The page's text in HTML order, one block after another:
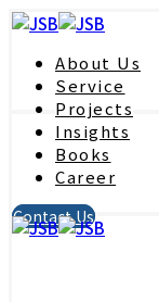
About Us
Service
Projects
Insights
Books
Career
Contact Us